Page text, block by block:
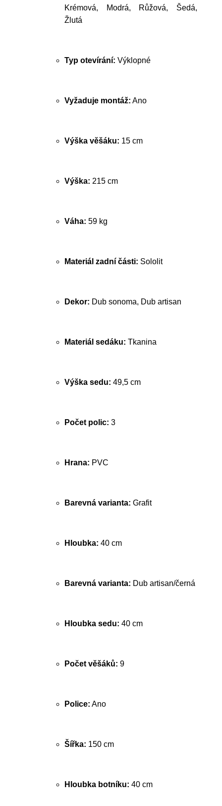
Krémová, Modrá, Růžová, Šedá,
Žlutá
Typ otevírání: Výklopné
Vyžaduje montáž: Ano
Výška věšáku: 15 cm
Výška: 215 cm
Váha: 59 kg
Materiál zadní části: Sololit
Dekor: Dub sonoma, Dub artisan
Materiál sedáku: Tkanina
Výška sedu: 49,5 cm
Počet polic: 3
Hrana: PVC
Barevná varianta: Grafit
Hloubka: 40 cm
Barevná varianta: Dub artisan/černá
Hloubka sedu: 40 cm
Počet věšáků: 9
Police: Ano
Šířka: 150 cm
Hloubka botníku: 40 cm